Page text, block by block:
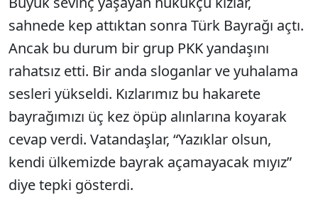
sahnede kep attıktan sonra Türk Bayrağı açtı.
Ancak bu durum bir grup PKK yandaşını
rahatsız etti. Bir anda sloganlar ve yuhalama
sesleri yükseldi. Kızlarımız bu hakarete
bayrağımızı üç kez öpüp alınlarına koyarak
cevap verdi. Vatandaşlar, “Yazıklar olsun,
kendi ülkemizde bayrak açamayacak mıyız”
diye tepki gösterdi.